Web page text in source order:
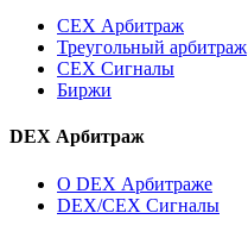
CEX Арбитраж
Треугольный арбитраж
CEX Сигналы
Биржи
DEX Арбитраж
О DEX Арбитраже
DEX/CEX Сигналы